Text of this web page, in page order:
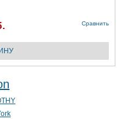
Сравнить